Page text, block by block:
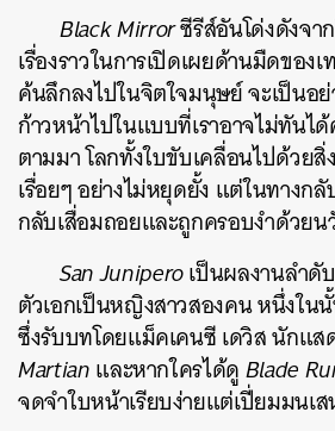
Black Mirrorซีรีส์อันโด่งดังจา
เรื่องราวในการเปิดเผยด้านมืดของ
ค้นลึกลงไปในจิตใจมนุษย์ จะเป็นอย่
ก้าวหน้าไปในแบบที่เราอาจไม่ทันไ
ตามมา โลกทั้งใบขับเคลื่อนไปด้วย
เรื่อยๆ อย่างไม่หยุดยั้ง แต่ในทางก
กลับเสื่อมถอยและถูกครอบงำด้วยน
San Juniperoเป็นผลงานลำดั
ตัวเอกเป็นหญิงสาวสองคน หนึ่งใน
ซึ่งรับบทโดยแม็คเคนซี เดวิส นักแส
Martianและหากใครได้ดูBlade
จดจำใบหน้าเรียบง่ายแต่เปี่ยมมนเ